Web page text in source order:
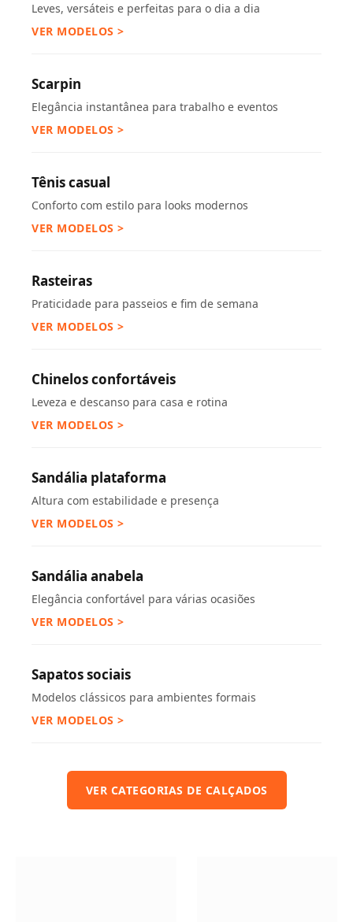
Leves, versáteis e perfeitas para o dia a dia
VER MODELOS >
Scarpin
Elegância instantânea para trabalho e eventos
VER MODELOS >
Tênis casual
Conforto com estilo para looks modernos
VER MODELOS >
Rasteiras
Praticidade para passeios e fim de semana
VER MODELOS >
Chinelos confortáveis
Leveza e descanso para casa e rotina
VER MODELOS >
Sandália plataforma
Altura com estabilidade e presença
VER MODELOS >
Sandália anabela
Elegância confortável para várias ocasiões
VER MODELOS >
Sapatos sociais
Modelos clássicos para ambientes formais
VER MODELOS >
VER CATEGORIAS DE CALÇADOS